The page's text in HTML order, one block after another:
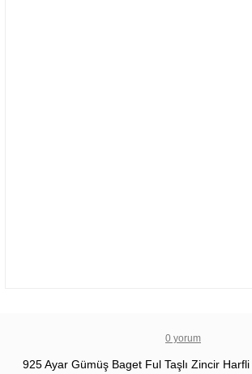
0 yorum
925 Ayar Gümüş Baget Ful Taşlı Zincir